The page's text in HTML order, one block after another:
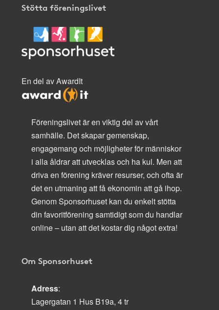
Stötta föreningslivet
En del av AwardIt
Föreningslivet är en viktig del av vårt
samhälle. Det skapar gemenskap,
engagemang och möjligheter för människor
i alla åldrar att utvecklas och ha kul. Men att
driva en förening kräver resurser, och ofta är
det en utmaning att få ekonomin att gå ihop.
Genom Sponsorhuset kan du enkelt stötta
din favoritförening samtidigt som du handlar
online – utan att det kostar dig något extra!
Om Sponsorhuset
Adress:
Lagergatan 1 Hus B19a, 4 tr